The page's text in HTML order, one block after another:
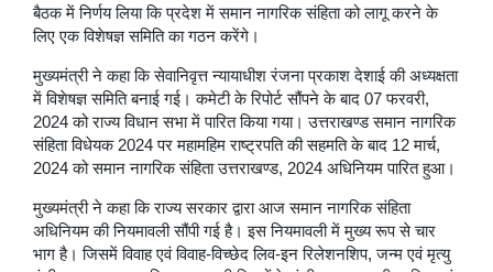
बैठक में निर्णय लिया कि प्रदेश में समान नागरिक संहिता को लागू करने के
लिए एक विशेषज्ञ समिति का गठन करेंगे।
मुख्यमंत्री ने कहा कि सेवानिवृत्त न्यायाधीश रंजना प्रकाश देशाई की अध्यक्षता
में विशेषज्ञ समिति बनाई गई। कमेटी के रिपोर्ट सौंपने के बाद 07 फरवरी,
2024 को राज्य विधान सभा में पारित किया गया। उत्तराखण्ड समान नागरिक
संहिता विधेयक 2024 पर महामहिम राष्ट्रपति की सहमति के बाद 12 मार्च,
2024 को समान नागरिक संहिता उत्तराखण्ड, 2024 अधिनियम पारित हुआ।
मुख्यमंत्री ने कहा कि राज्य सरकार द्वारा आज समान नागरिक संहिता
अधिनियम की नियमावली सौंपी गई है। इस नियमावली में मुख्य रूप से चार
भाग है। जिसमें विवाह एवं विवाह-विच्छेद लिव-इन रिलेशनशिप, जन्म एवं मृत्यु